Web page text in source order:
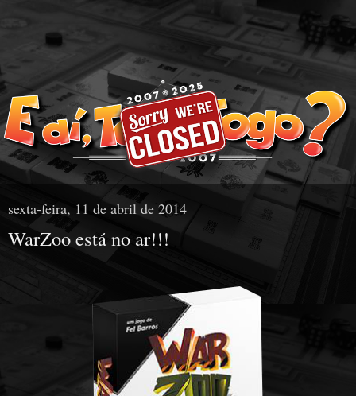
sexta-feira, 11 de abril de 2014
WarZoo está no ar!!!